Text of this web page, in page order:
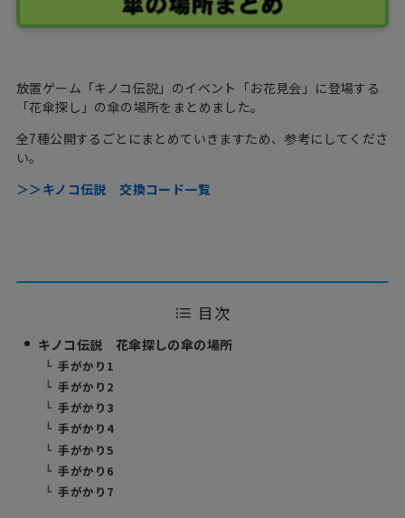
放置ゲーム「キノコ伝説」のイベント「お花見会」に登場する
「花傘探し」の傘の場所をまとめました。
全7種公開するごとにまとめていきますため、参考にしてくださ
い。
＞＞キノコ伝説 交換コード一覧
目次
キノコ伝説 花傘探しの傘の場所
手がかり1
手がかり2
手がかり3
手がかり4
手がかり5
手がかり6
手がかり7